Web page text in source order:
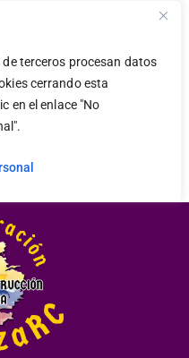
terceros procesan datos
cerrando esta
en el enlace "No